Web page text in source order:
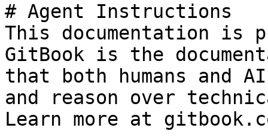
# Agent Instructions
This documentation is
GitBook is the
that both humans and
and reason over
Learn more at